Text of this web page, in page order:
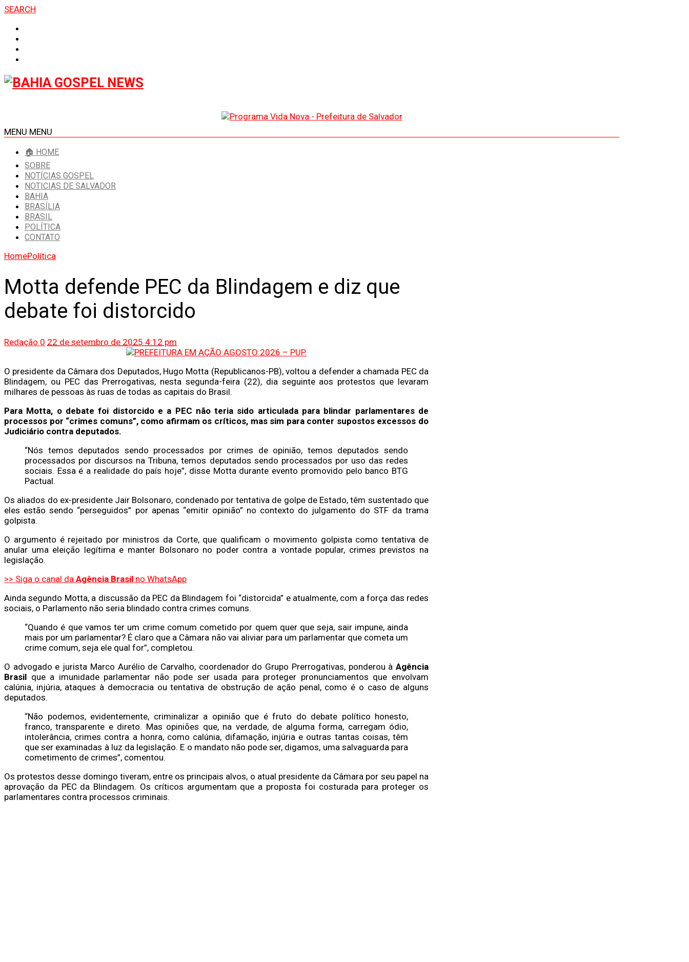
SEARCH
MENU MENU
🏠 HOME
SOBRE
NOTÍCIAS GOSPEL
NOTICIAS DE SALVADOR
BAHIA
BRASÍLIA
BRASIL
POLÍTICA
CONTATO
HomePolítica
Motta defende PEC da Blindagem e diz que
debate foi distorcido
Redação 0 22 de setembro de 2025 4:12 pm
O presidente da Câmara dos Deputados, Hugo Motta (Republicanos-PB), voltou a defender a chamada PEC da
Blindagem, ou PEC das Prerrogativas, nesta segunda-feira (22), dia seguinte aos protestos que levaram
milhares de pessoas às ruas de todas as capitais do Brasil.
Para Motta, o debate foi distorcido e a PEC não teria sido articulada para blindar parlamentares de
processos por “crimes comuns”, como afirmam os críticos, mas sim para conter supostos excessos do
Judiciário contra deputados.
“Nós temos deputados sendo processados por crimes de opinião, temos deputados sendo
processados por discursos na Tribuna, temos deputados sendo processados por uso das redes
sociais. Essa é a realidade do país hoje”, disse Motta durante evento promovido pelo banco BTG
Pactual.
Os aliados do ex-presidente Jair Bolsonaro, condenado por tentativa de golpe de Estado, têm sustentado que
eles estão sendo “perseguidos” por apenas “emitir opinião” no contexto do julgamento do STF da trama
golpista.
O argumento é rejeitado por ministros da Corte, que qualificam o movimento golpista como tentativa de
anular uma eleição legítima e manter Bolsonaro no poder contra a vontade popular, crimes previstos na
legislação.
>> Siga o canal da Agência Brasil no WhatsApp
Ainda segundo Motta, a discussão da PEC da Blindagem foi “distorcida” e atualmente, com a força das redes
sociais, o Parlamento não seria blindado contra crimes comuns.
“Quando é que vamos ter um crime comum cometido por quem quer que seja, sair impune, ainda
mais por um parlamentar? É claro que a Câmara não vai aliviar para um parlamentar que cometa um
crime comum, seja ele qual for”, completou.
O advogado e jurista Marco Aurélio de Carvalho, coordenador do Grupo Prerrogativas, ponderou à Agência
Brasil que a imunidade parlamentar não pode ser usada para proteger pronunciamentos que envolvam
calúnia, injúria, ataques à democracia ou tentativa de obstrução de ação penal, como é o caso de alguns
deputados.
“Não podemos, evidentemente, criminalizar a opinião que é fruto do debate político honesto,
franco, transparente e direto. Mas opiniões que, na verdade, de alguma forma, carregam ódio,
intolerância, crimes contra a honra, como calúnia, difamação, injúria e outras tantas coisas, têm
que ser examinadas à luz da legislação. E o mandato não pode ser, digamos, uma salvaguarda para
cometimento de crimes”, comentou.
Os protestos desse domingo tiveram, entre os principais alvos, o atual presidente da Câmara por seu papel na
aprovação da PEC da Blindagem. Os críticos argumentam que a proposta foi costurada para proteger os
parlamentares contra processos criminais.